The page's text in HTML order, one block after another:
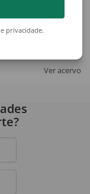
Lorenzato
Sem Título
Ver acervo
privacidade.